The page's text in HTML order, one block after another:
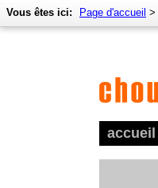
accueil
Vous êtes ici: Page d'accueil >